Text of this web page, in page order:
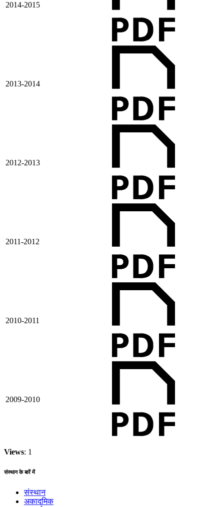
2014-2015
2013-2014
2012-2013
2011-2012
2010-2011
2009-2010
Views: 1
संस्थान के बारें में
संस्थान
अकादमिक